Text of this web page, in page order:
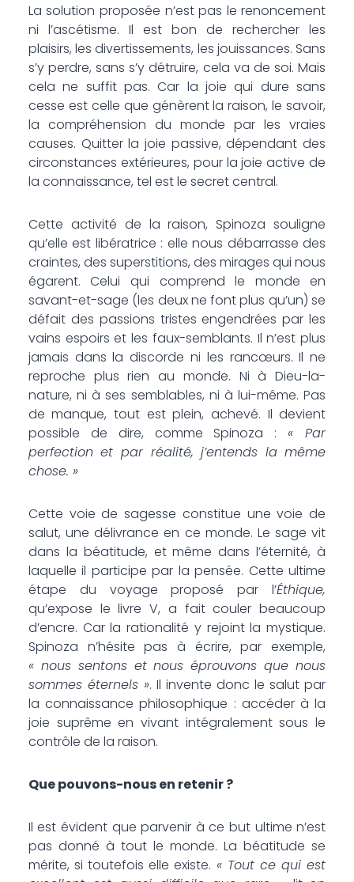
La solution proposée n’est pas le renoncement
ni l’ascétisme. Il est bon de rechercher les
plaisirs, les divertissements, les jouissances. Sans
s’y perdre, sans s’y détruire, cela va de soi. Mais
cela ne suffit pas. Car la joie qui dure sans
cesse est celle que génèrent la raison, le savoir,
la compréhension du monde par les vraies
causes. Quitter la joie passive, dépendant des
circonstances extérieures, pour la joie active de
la connaissance, tel est le secret central.
Cette activité de la raison, Spinoza souligne
qu’elle est libératrice : elle nous débarrasse des
craintes, des superstitions, des mirages qui nous
égarent. Celui qui comprend le monde en
savant-et-sage (les deux ne font plus qu’un) se
défait des passions tristes engendrées par les
vains espoirs et les faux-semblants. Il n’est plus
jamais dans la discorde ni les rancœurs. Il ne
reproche plus rien au monde. Ni à Dieu-la-
nature, ni à ses semblables, ni à lui-même. Pas
de manque, tout est plein, achevé. Il devient
possible de dire, comme Spinoza : « Par
perfection et par réalité, j’entends la même
chose. »
Cette voie de sagesse constitue une voie de
salut, une délivrance en ce monde. Le sage vit
dans la béatitude, et même dans l’éternité, à
laquelle il participe par la pensée. Cette ultime
étape du voyage proposé par l’Éthique,
qu’expose le livre V, a fait couler beaucoup
d’encre. Car la rationalité y rejoint la mystique.
Spinoza n’hésite pas à écrire, par exemple,
« nous sentons et nous éprouvons que nous
sommes éternels ». Il invente donc le salut par
la connaissance philosophique : accéder à la
joie suprême en vivant intégralement sous le
contrôle de la raison.
Que pouvons-nous en retenir ?
Il est évident que parvenir à ce but ultime n’est
pas donné à tout le monde. La béatitude se
mérite, si toutefois elle existe. « Tout ce qui est